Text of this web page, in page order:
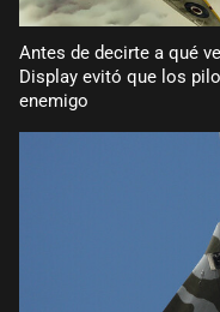
Antes de decirte a qué
Display evitó que los
enemigo